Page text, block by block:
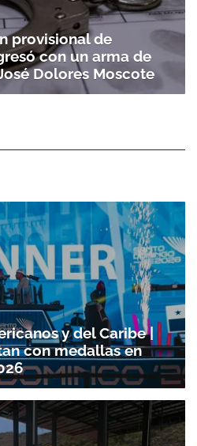
provisional de
con un arma de
Dolores Moscote
y del Caribe |
con medallas en